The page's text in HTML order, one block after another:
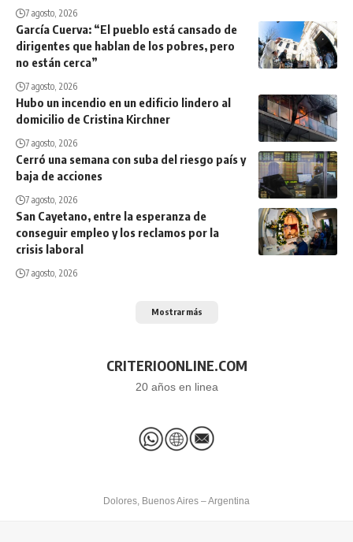
7 agosto, 2026
García Cuerva: “El pueblo está cansado de
dirigentes que hablan de los pobres, pero
no están cerca”
7 agosto, 2026
Hubo un incendio en un edificio lindero al
domicilio de Cristina Kirchner
7 agosto, 2026
Cerró una semana con suba del riesgo país y
baja de acciones
7 agosto, 2026
San Cayetano, entre la esperanza de
conseguir empleo y los reclamos por la
crisis laboral
7 agosto, 2026
Mostrar más
CRITERIOONLINE.COM
20 años en linea
Dolores, Buenos Aires – Argentina